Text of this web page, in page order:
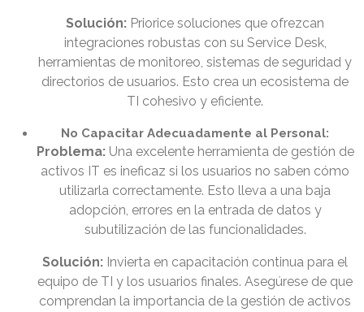
Solución: Priorice soluciones que ofrezcan
integraciones robustas con su Service Desk,
herramientas de monitoreo, sistemas de seguridad y
directorios de usuarios. Esto crea un ecosistema de
TI cohesivo y eficiente.
No Capacitar Adecuadamente al Personal:
Problema:Una excelente herramienta de gestión de
activos IT es ineficaz si los usuarios no saben cómo
utilizarla correctamente. Esto lleva a una baja
adopción, errores en la entrada de datos y
subutilización de las funcionalidades.
Solución: Invierta en capacitación continua para el
equipo de TI y los usuarios finales. Asegúrese de que
comprendan la importancia de la gestión de activos